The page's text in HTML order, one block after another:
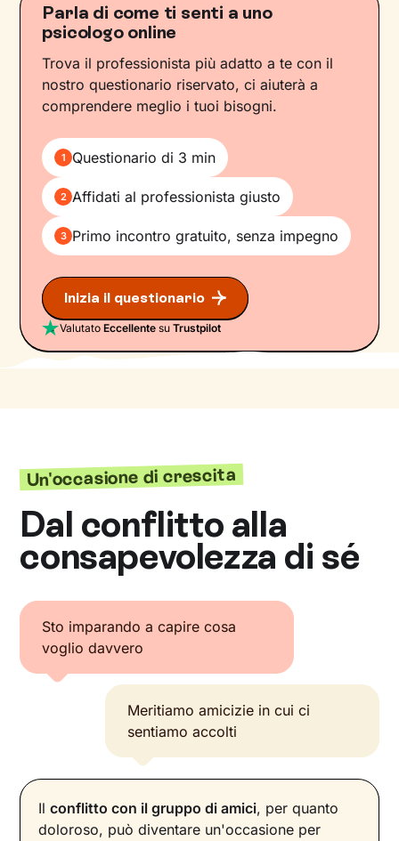
Parla di come ti senti a uno
psicologo online
Trova il professionista più adatto a te con il
nostro questionario riservato, ci aiuterà a
comprendere meglio i tuoi bisogni.
1 Questionario di 3 min
2 Affidati al professionista giusto
3 Primo incontro gratuito, senza impegno
Inizia il questionario
ValutatoEccellente suTrustpilot
Un'occasione di crescita
Dal conflitto alla
consapevolezza di sé
Sto imparando a capire cosa
voglio davvero
Meritiamo amicizie in cui ci
sentiamo accolti
Ilconflitto con il gruppo di amici, per quanto
doloroso, può diventare un'occasione per